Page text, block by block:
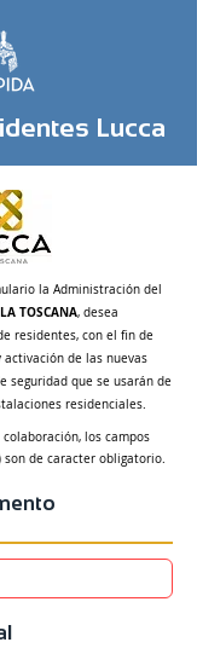
Lucca
la Administración del
TOSCANA, desea
residentes, con el fin de
de las nuevas
seguridad que se usarán de
residenciales.
los campos
de caracter obligatorio.